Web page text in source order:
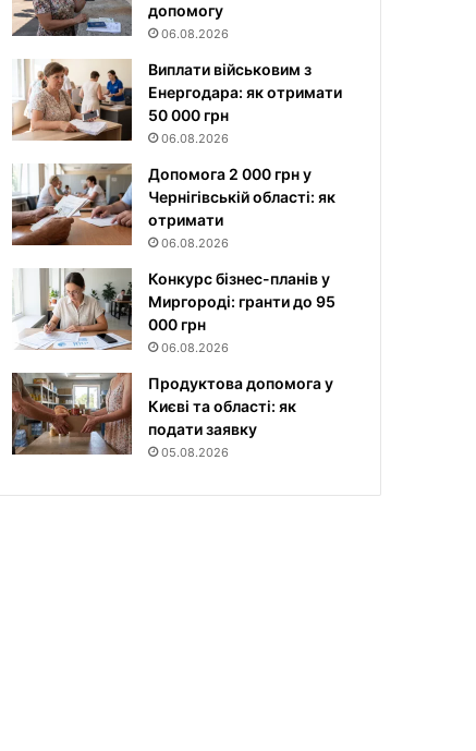
допомогу
06.08.2026
Виплати військовим з
Енергодара: як отримати
50 000 грн
06.08.2026
Допомога 2 000 грн у
Чернігівській області: як
отримати
06.08.2026
Конкурс бізнес-планів у
Миргороді: гранти до 95
000 грн
06.08.2026
Продуктова допомога у
Києві та області: як
подати заявку
05.08.2026